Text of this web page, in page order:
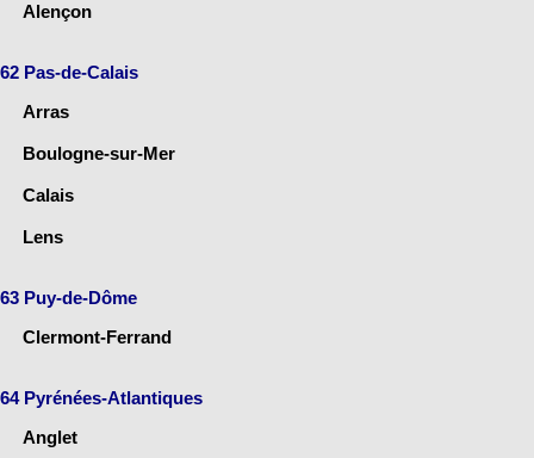
Alençon
62 Pas-de-Calais
Arras
Boulogne-sur-Mer
Calais
Lens
63 Puy-de-Dôme
Clermont-Ferrand
64 Pyrénées-Atlantiques
Anglet